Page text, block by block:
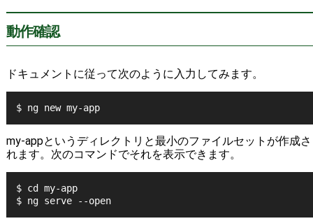
動作確認
ドキュメントに従って次のように入力してみます。
$ ng new my-app
my-appというディレクトリと最小のファイルセットが作成さ
れます。次のコマンドでそれを表示できます。
$ cd my-app
$ ng serve --open